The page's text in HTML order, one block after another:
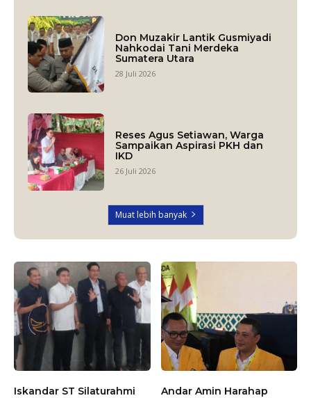
Don Muzakir Lantik Gusmiyadi
Nahkodai Tani Merdeka
Sumatera Utara
28 Juli 2026
Reses Agus Setiawan, Warga
Sampaikan Aspirasi PKH dan
IKD
26 Juli 2026
Muat lebih banyak
Iskandar ST Silaturahmi
Andar Amin Harahap